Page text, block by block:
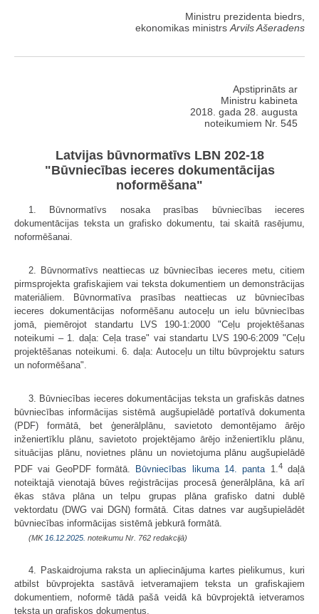
Ministru prezidenta biedrs,
ekonomikas ministrs Arvils Ašeradens
Apstiprināts ar
Ministru kabineta
2018. gada 28. augusta
noteikumiem Nr. 545
Latvijas būvnormatīvs LBN 202-18
"Būvniecības ieceres dokumentācijas
noformēšana"
1. Būvnormatīvs nosaka prasības būvniecības ieceres
dokumentācijas teksta un grafisko dokumentu, tai skaitā rasējumu,
noformēšanai.
2. Būvnormatīvs neattiecas uz būvniecības ieceres metu, citiem
pirmsprojekta grafiskajiem vai teksta dokumentiem un demonstrācijas
materiāliem. Būvnormatīva prasības neattiecas uz būvniecības
ieceres dokumentācijas noformēšanu autoceļu un ielu būvniecības
jomā, piemērojot standartu LVS 190-1:2000 "Ceļu projektēšanas
noteikumi – 1. daļa: Ceļa trase" vai standartu LVS 190-6:2009 "Ceļu
projektēšanas noteikumi. 6. daļa: Autoceļu un tiltu būvprojektu saturs
un noformēšana".
3. Būvniecības ieceres dokumentācijas teksta un grafiskās datnes
būvniecības informācijas sistēmā augšupielādē portatīvā dokumenta
(PDF) formātā, bet ģenerālplānu, savietoto demontējamo ārējo
inženiertīklu plānu, savietoto projektējamo ārējo inženiertīklu plānu,
situācijas plānu, novietnes plānu un novietojuma plānu augšupielādē
PDF vai GeoPDF formātā.
Būvniecības likuma 14. panta1.4daļā
noteiktajā vienotajā būves reģistrācijas procesā ģenerālplāna, kā arī
ēkas stāva plāna un telpu grupas plāna grafisko datni dublē
vektordatu (DWG vai DGN) formātā. Citas datnes var augšupielādēt
būvniecības informācijas sistēmā jebkurā formātā.
(MK 16.12.2025. noteikumu Nr. 762 redakcijā)
4. Paskaidrojuma raksta un apliecinājuma kartes pielikumus, kuri
atbilst būvprojekta sastāvā ietveramajiem teksta un grafiskajiem
dokumentiem, noformē tādā pašā veidā kā būvprojektā ietveramos
teksta un grafiskos dokumentus.